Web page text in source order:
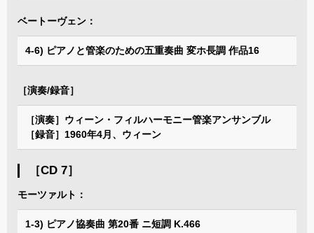
ベートーヴェン：
4-6) ピアノと管楽のための五重奏曲 変ホ長調 作品16
［演奏/録音］
［演奏］ウィーン・フィルハーモニー管楽アンサンブル
［録音］1960年4月、ウィーン
［CD 7］
モーツァルト：
1-3) ピアノ協奏曲 第20番 ニ短調 K.466